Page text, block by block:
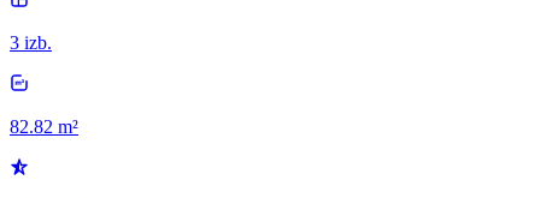
3 izb.
82.82 m²